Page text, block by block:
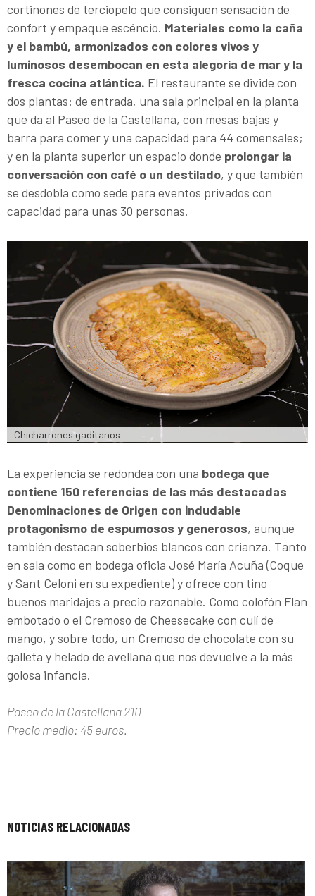
cortinones de terciopelo que consiguen sensación de
confort y empaque escéncio. Materiales como la caña
y el bambú, armonizados con colores vivos y
luminosos desembocan en esta alegoría de mar y la
fresca cocina atlántica. El restaurante se divide con
dos plantas: de entrada, una sala principal en la planta
que da al Paseo de la Castellana, con mesas bajas y
barra para comer y una capacidad para 44 comensales;
y en la planta superior un espacio donde prolongar la
conversación con café o un destilado, y que también
se desdobla como sede para eventos privados con
capacidad para unas 30 personas.
Chicharrones gaditanos
La experiencia se redondea con una bodega que
contiene 150 referencias de las más destacadas
Denominaciones de Origen con indudable
protagonismo de espumosos y generosos, aunque
también destacan soberbios blancos con crianza. Tanto
en sala como en bodega oficia José María Acuña (Coque
y Sant Celoni en su expediente) y ofrece con tino
buenos maridajes a precio razonable. Como colofón Flan
embotado o el Cremoso de Cheesecake con culí de
mango, y sobre todo, un Cremoso de chocolate con su
galleta y helado de avellana que nos devuelve a la más
golosa infancia.
Paseo de la Castellana 210
Precio medio: 45 euros.
NOTICIAS RELACIONADAS